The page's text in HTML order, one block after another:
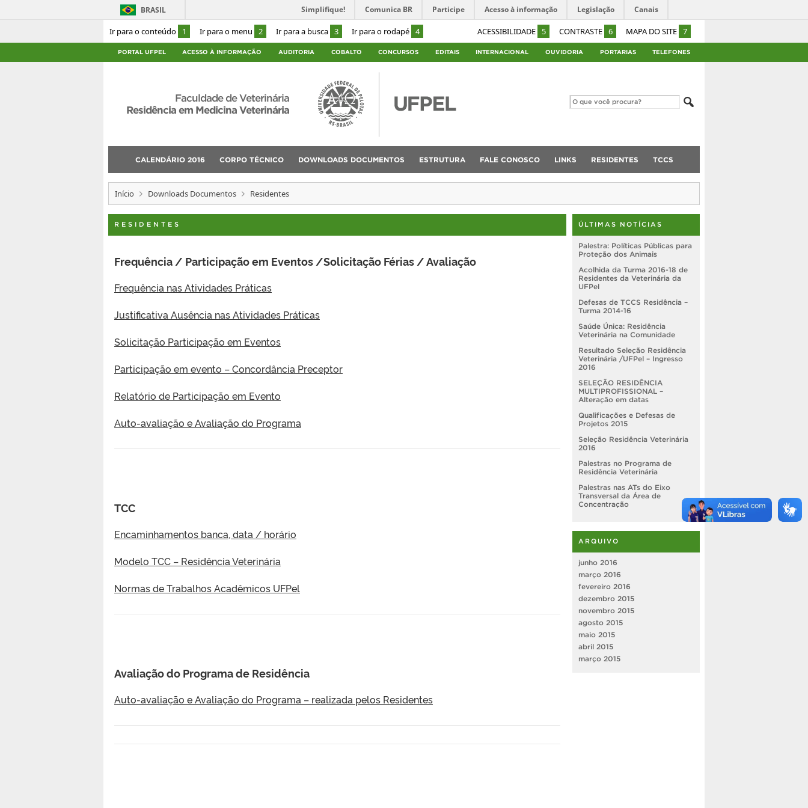
Ir para o conteúdo 1 Ir para o menu 2 Ir para a busca 3 Ir para o rodapé 4 ACESSIBILIDADE 5 CONTRASTE 6 MAPA DO SITE 7
BRASIL Simplifique! Comunica BR Participe Acesso à informação Legislação Canais
PORTAL UFPEL ACESSO À INFORMAÇÃO AUDITORIA COBALTO CONCURSOS EDITAIS INTERNACIONAL OUVIDORIA PORTARIAS TELEFONES
Faculdade de Veterinária
Residência em Medicina Veterinária
CALENDÁRIO 2016 CORPO TÉCNICO DOWNLOADS DOCUMENTOS ESTRUTURA FALE CONOSCO LINKS RESIDENTES TCCS
Início Downloads Documentos Residentes
RESIDENTES
Frequência / Participação em Eventos /Solicitação Férias / Avaliação
Frequência nas Atividades Práticas
Justificativa Ausência nas Atividades Práticas
Solicitação Participação em Eventos
Participação em evento – Concordância Preceptor
Relatório de Participação em Evento
Auto-avaliação e Avaliação do Programa
TCC
Encaminhamentos banca, data / horário
Modelo TCC – Residência Veterinária
Normas de Trabalhos Acadêmicos UFPel
Avaliação do Programa de Residência
Auto-avaliação e Avaliação do Programa – realizada pelos Residentes
ÚLTIMAS NOTÍCIAS
Palestra: Políticas Públicas para
Proteção dos Animais
Acolhida da Turma 2016-18 de
Residentes da Veterinária da
UFPel
Defesas de TCCS Residência –
Turma 2014-16
Saúde Única: Residência
Veterinária na Comunidade
Resultado Seleção Residência
Veterinária /UFPel – Ingresso
2016
SELEÇÃO RESIDÊNCIA
MULTIPROFISSIONAL –
Alteração em datas
Qualificações e Defesas de
Projetos 2015
Seleção Residência Veterinária
2016
Palestras no Programa de
Residência Veterinária
Palestras nas ATs do Eixo
Transversal da Área de
Concentração
ARQUIVO
junho 2016
março 2016
fevereiro 2016
dezembro 2015
novembro 2015
agosto 2015
maio 2015
abril 2015
março 2015